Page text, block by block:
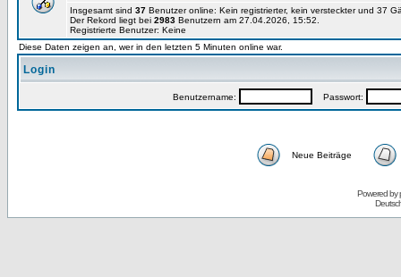
Insgesamt sind 37 Benutzer online: Kein registrierter, kein versteckter und 37
Der Rekord liegt bei 2983 Benutzern am 27.04.2026, 15:52.
Registrierte Benutzer: Keine
Diese Daten zeigen an, wer in den letzten 5 Minuten online war.
Login
Benutzername: Passwort:
Neue Beiträge
Powered by